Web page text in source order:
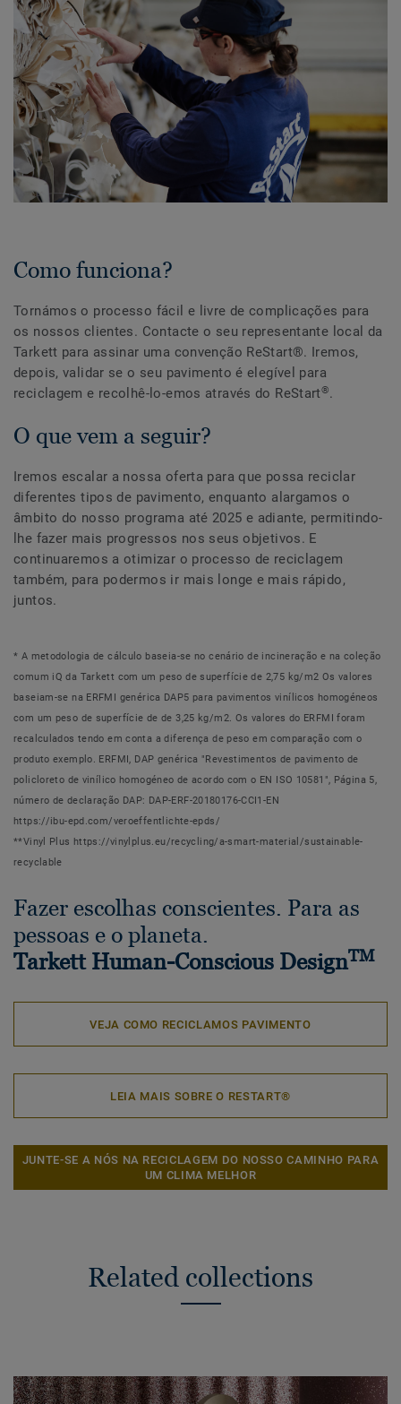
Como funciona?
Tornámos o processo fácil e livre de complicações para
os nossos clientes. Contacte o seu representante local da
Tarkett para assinar uma convenção ReStart®. Iremos,
depois, validar se o seu pavimento é elegível para
reciclagem e recolhê-lo-emos através do ReStart®.
O que vem a seguir?
Iremos escalar a nossa oferta para que possa reciclar
diferentes tipos de pavimento, enquanto alargamos o
âmbito do nosso programa até 2025 e adiante, permitindo-
lhe fazer mais progressos nos seus objetivos. E
continuaremos a otimizar o processo de reciclagem
também, para podermos ir mais longe e mais rápido,
juntos.
* A metodologia de cálculo baseia-se no cenário de incineração e na coleção
comum iQ da Tarkett com um peso de superfície de 2,75 kg/m2 Os valores
baseiam-se na ERFMI genérica DAP5 para pavimentos vinílicos homogéneos
com um peso de superfície de de 3,25 kg/m2. Os valores do ERFMI foram
recalculados tendo em conta a diferença de peso em comparação com o
produto exemplo. ERFMI, DAP genérica "Revestimentos de pavimento de
policloreto de vinílico homogéneo de acordo com o EN ISO 10581", Página 5,
número de declaração DAP: DAP-ERF-20180176-CCI1-EN
https://ibu-epd.com/veroeffentlichte-epds/
**Vinyl Plus https://vinylplus.eu/recycling/a-smart-material/sustainable-
recyclable
Fazer escolhas conscientes. Para as
pessoas e o planeta.
Tarkett Human-Conscious DesignTM
VEJA COMO RECICLAMOS PAVIMENTO
LEIA MAIS SOBRE O RESTART®
JUNTE-SE A NÓS NA RECICLAGEM DO NOSSO CAMINHO PARA
UM CLIMA MELHOR
Related collections